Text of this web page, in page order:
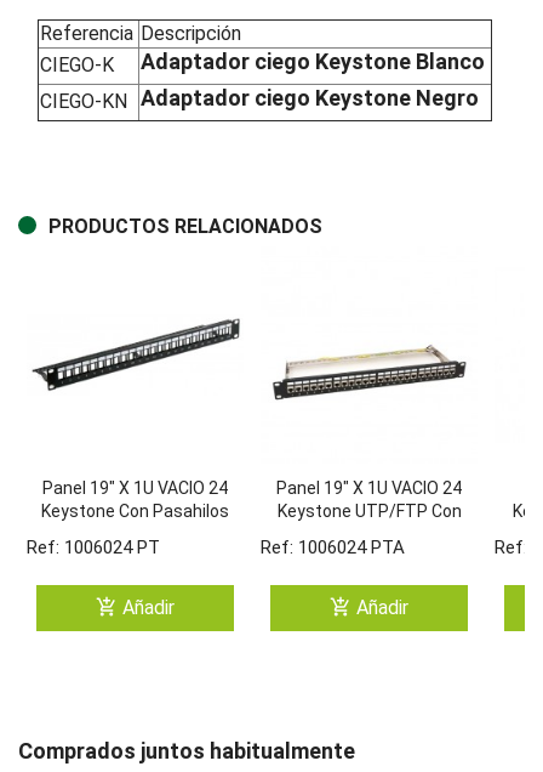
Referencia Descripción
CIEGO-K
Adaptador ciego Keystone Blanco
CIEGO-KN Adaptador ciego Keystone Negro
PRODUCTOS RELACIONADOS
Panel 19" X 1U VACIO 24
Keystone Con Pasahilos
Ref: 1006024 PT
add_shopping_cart Añadir
Panel 19" X 1U VACIO 24
Keystone UTP/FTP Con
Aluminio Y Toma De
Ref: 1006024 PTA
add_shopping_cart Añadir
Ref:
Comprados juntos habitualmente